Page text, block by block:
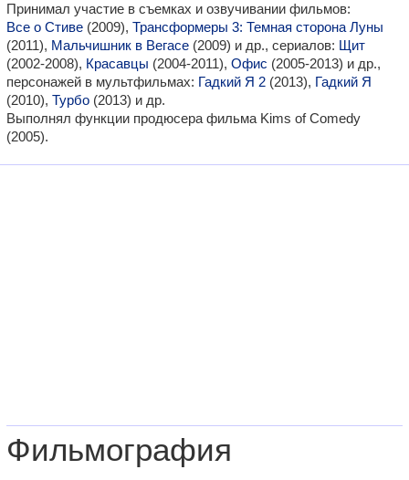
Принимал участие в съемках и озвучивании фильмов:
Все о Стиве (2009), Трансформеры 3: Темная сторона Луны
(2011), Мальчишник в Вегасе (2009) и др., сериалов: Щит
(2002-2008), Красавцы (2004-2011), Офис (2005-2013) и др.,
персонажей в мультфильмах: Гадкий Я 2 (2013), Гадкий Я
(2010), Турбо (2013) и др.
Выполнял функции продюсера фильма Kims of Comedy
(2005).
Фильмография